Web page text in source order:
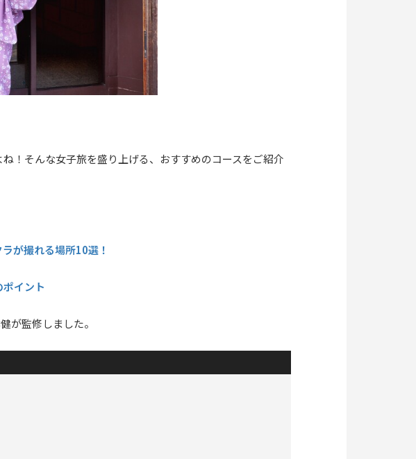
！そんな女子旅を盛り上げる、おすすめのコースをご紹介
が撮れる場所10選！
イント
が監修しました。